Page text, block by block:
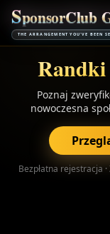
SponsorClub
THE ARRANGEMENT YOU'VE BEEN
Randki
Poznaj
nowoczesna
tożsamości,
Bezpłatna rejestracja